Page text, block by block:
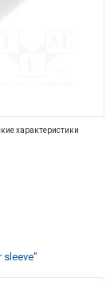
характеристики
sleeve"